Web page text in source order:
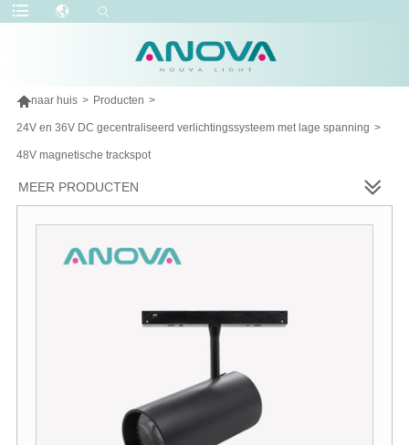
naar huis > Producten >
24V en 36V DC gecentraliseerd verlichtingssysteem met lage spanning >
48V magnetische trackspot
MEER PRODUCTEN